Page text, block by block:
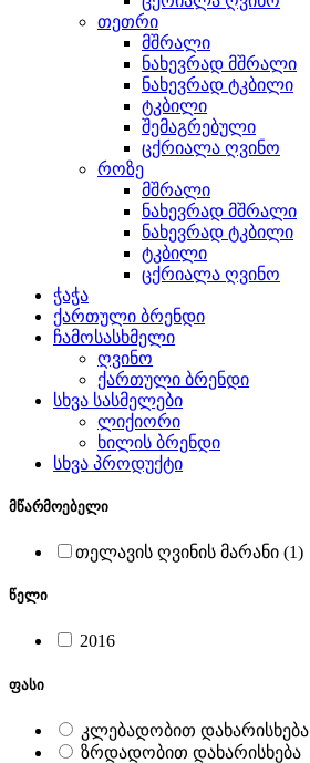
თეთრი
მშრალი
ნახევრად მშრალი
ნახევრად ტკბილი
ტკბილი
შემაგრებული
ცქრიალა ღვინო
როზე
მშრალი
ნახევრად მშრალი
ნახევრად ტკბილი
ტკბილი
ცქრიალა ღვინო
ჭაჭა
ქართული ბრენდი
ჩამოსასხმელი
ღვინო
ქართული ბრენდი
სხვა სასმელები
ლიქიორი
ხილის ბრენდი
სხვა პროდუქტი
მწარმოებელი
თელავის ღვინის მარანი (1)
წელი
2016
ფასი
კლებადობით დახარისხება
ზრდადობით დახარისხება